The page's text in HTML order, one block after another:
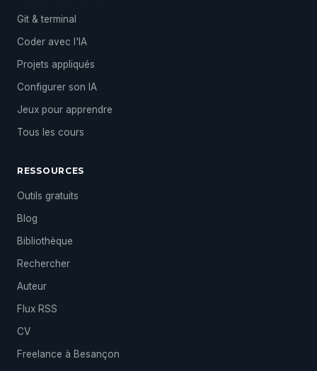
Git & terminal
Coder avec l'IA
Projets appliqués
Configurer son IA
Jeux pour apprendre
Tous les cours
RESSOURCES
Outils gratuits
Blog
Bibliothèque
Rechercher
Auteur
Flux RSS
CV
Freelance à Besançon